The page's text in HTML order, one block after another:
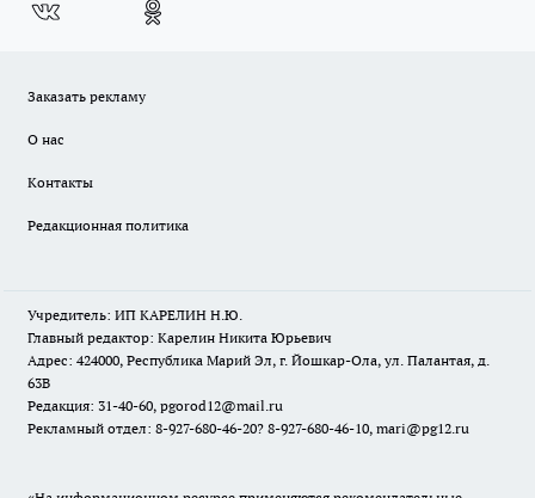
Заказать рекламу
О нас
Контакты
Редакционная политика
Учредитель: ИП КАРЕЛИН Н.Ю.
Главный редактор: Карелин Никита Юрьевич
Адрес: 424000, Республика Марий Эл, г. Йошкар-Ола, ул. Палантая, д.
63В
Редакция: 31-40-60, pgorod12@mail.ru
Рекламный отдел: 8-927-680-46-20? 8-927-680-46-10, mari@pg12.ru